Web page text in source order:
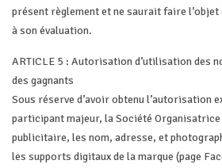
présent règlement et ne saurait faire l’objet
à son évaluation.
ARTICLE 5 : Autorisation d’utilisation des
des gagnants
Sous réserve d’avoir obtenu l’autorisation
participant majeur, la Société
publicitaire, les nom, adresse, et
les supports digitaux de la marque (page